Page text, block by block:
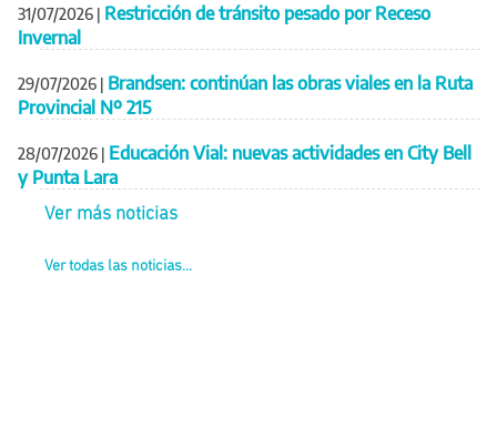
31/07/2026 | Restricción de tránsito pesado por Receso
Invernal
29/07/2026 | Brandsen: continúan las obras viales en la Ruta
Provincial Nº 215
28/07/2026 | Educación Vial: nuevas actividades en City Bell
y Punta Lara
Ver más noticias
Ver todas las noticias...